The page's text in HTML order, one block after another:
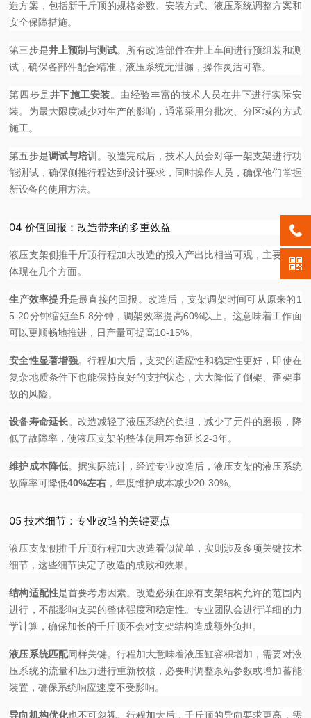
造方案，包括新千斤顶的规格参数、安装方式、液压系统调整方案和
安全保障措施。
第三步是井上预制与测试。所有改造部件在井上车间进行预组装和测
试，确保各部件配合精准，液压系统无泄漏，操作灵活可靠。
第四步是井下施工安装。由经验丰富的技术人员在井下进行实际安
装。为最大限度减少对生产的影响，通常采用分批次、分区域的方式
施工。
第五步是调试与培训 。改造完成后，技术人员会对每一架支架进行功
能测试，确保侧推行程达到设计要求，同时操作人员，确保他们掌握
新设备的使用方法。
04 价值回报：改造带来的多重效益
液压支架侧推千斤顶行程加大改造的投入产出比相当可观，主要效益
体现在几个方面。
生产效率提升是最直接的回报。改造后，支架调架时间可从原来的1
5-20分钟缩短至5-8分钟，调架效率提高60%以上。这意味着工作面
可以更顺畅地推进，日产量可提高10-15%。
安全性显著增强。行程加大后，支架的适应性和稳定性更好，即使在
复杂地质条件下也能保持良好的支护状态，大大降低了倒架、歪架事
故的风险。
设备寿命延长。改造减轻了液压系统的负担，减少了元件的磨损，降
低了故障率，使液压支架的整体使用寿命延长2-3年。
维护成本降低。据实际统计，经过专业改造后，液压支架的液压系统
故障率可降低40%左右 ，年度维护成本减少20-30%。
05 技术细节：专业改造的关键要点
液压支架侧推千斤顶行程加大改造看似简单，实则涉及多项关键技术
细节，这些细节决定了改造的成败和效果。
结构适配性是首要考虑因素。改造必须在原有支架结构允许的范围内
进行，不能影响支架的整体强度和稳定性。专业团队会进行详细的力
学计算，确保加长的千斤顶不会对支架结构造成额外负担。
液压系统匹配同样关键。行程加大意味着液压缸容积增加，需要对液
压系统的流量和压力进行重新校核，必要时调整泵站参数或增加蓄能
装置，确保系统响应速度不受影响。
导向机构优化也不可忽视。行程加大后，千斤顶的导向要求更高，需